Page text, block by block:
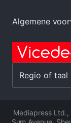
Algemene
Regio of taal
Mediapress Ltd.,